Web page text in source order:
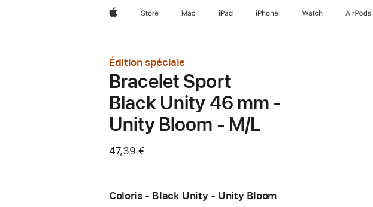
AppleStore Mac iPad iPhone Watch AirPods
Édition spéciale
Bracelet Sport
Black Unity 46 mm -
Unity Bloom - M/L
47,39 €
Coloris - Black Unity - Unity Bloom